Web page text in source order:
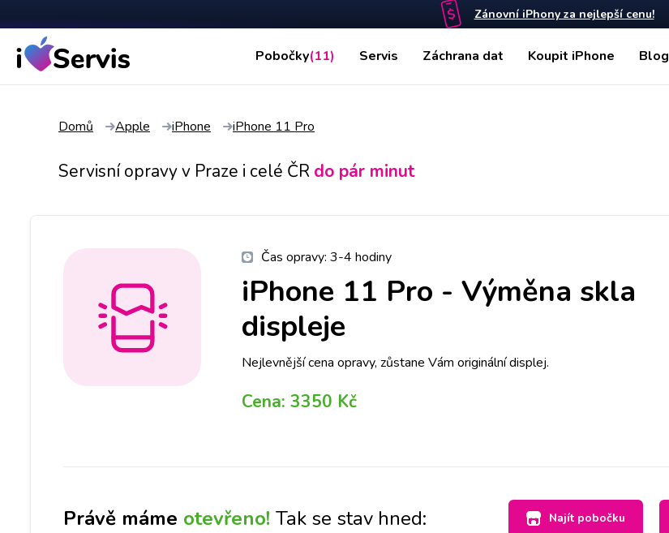
Zánovní iPhony za nejlepší cenu!
Pobočky(11) Servis Záchrana dat Koupit iPhone Blog
Domů Apple iPhone iPhone 11 Pro
Servisní opravy v Praze i celé ČR do pár minut
Čas opravy: 3-4 hodiny
iPhone 11 Pro - Výměna skla
displeje
Nejlevnější cena opravy, zůstane Vám originální displej.
Cena: 3350 Kč
Právě máme otevřeno! Tak se stav hned: Najít pobočku